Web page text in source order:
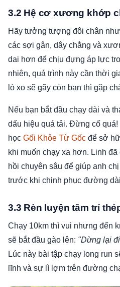
3.2 Hệ cơ xương khớp
Hãy tưởng tượng đôi chân
các sợi gân, dây chằng và
dai hơn để chịu đựng áp lực
nhiên, quá trình này cần thời
lò xo sẽ gãy còn bạn thì gặp
Nếu bạn bắt đầu chạy dài và
dấu hiệu quá tải. Đừng cố
học Gối Khỏe Từ Gốc để sở
khi muốn chạy xa hơn. Linh
hồi chuyên sâu để giúp anh
trước khi chinh phục đường
3.3 Rèn luyện tâm trí
Chạy 10km thì vui nhưng đến
sẽ bắt đầu gào lên: "Dừng lại
Lúc này bài tập chạy long run
lĩnh và sự lì lợm trên đường